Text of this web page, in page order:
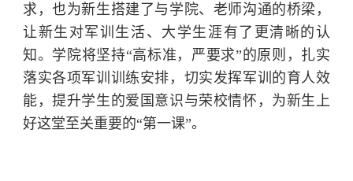
求，也为新生搭建了与学院、老师沟通的桥梁，
让新生对军训生活、大学生涯有了更清晰的认
知。学院将坚持“高标准，严要求”的原则，扎实
落实各项军训训练安排，切实发挥军训的育人效
能，提升学生的爱国意识与荣校情怀，为新生上
好这堂至关重要的“第一课”。